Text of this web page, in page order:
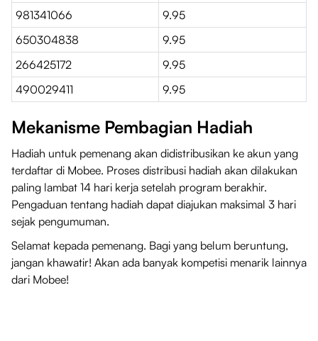
981341066
9.95
650304838
9.95
266425172
9.95
490029411
9.95
Mekanisme Pembagian Hadiah
Hadiah untuk pemenang akan didistribusikan ke akun yang
terdaftar di Mobee. Proses distribusi hadiah akan dilakukan
paling lambat 14 hari kerja setelah program berakhir.
Pengaduan tentang hadiah dapat diajukan maksimal 3 hari
sejak pengumuman.
Selamat kepada pemenang. Bagi yang belum beruntung,
jangan khawatir! Akan ada banyak kompetisi menarik lainnya
dari Mobee!